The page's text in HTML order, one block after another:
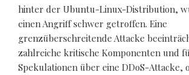
hinter der Ubuntu-Linux-Distribution,
einen Angriff schwer getroffen. Eine
grenzüberschreitende Attacke
zahlreiche kritische Komponenten und
Spekulationen über eine DDoS-Attacke,